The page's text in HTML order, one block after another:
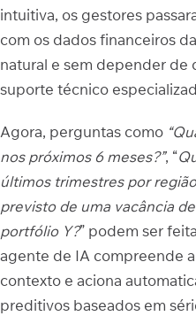
intuitiva, os gestores
com os dados financeiros
natural e sem depender de
suporte técnico
Agora, perguntas como
nos próximos 6 meses?”, “
últimos trimestres por
previsto de uma vacância
portfólio Y?” podem ser
agente de IA compreende
contexto e aciona
preditivos baseados em